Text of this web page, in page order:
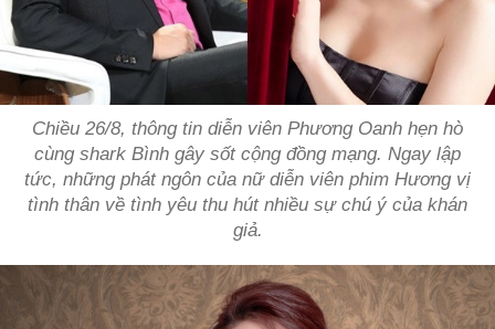
Chiều 26/8, thông tin diễn viên Phương Oanh hẹn hò
cùng shark Bình gây sốt cộng đồng mạng. Ngay lập
tức, những phát ngôn của nữ diễn viên phim Hương vị
tình thân về tình yêu thu hút nhiều sự chú ý của khán
giả.